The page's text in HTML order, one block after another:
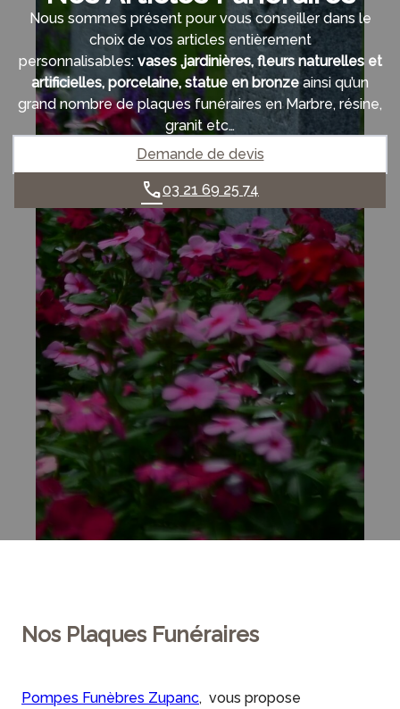
Nous sommes présent pour vous conseiller dans le
choix de vos articles entièrement
personnalisables: vases ,jardinières, fleurs naturelles et
artificielles, porcelaine, statue en bronzeainsi qu’un
grand nombre de plaques funéraires en Marbre, résine,
granit etc…
Demande de devis
03 21 69 25 74
Nos Plaques Funéraires
Pompes Funèbres Zupanc, vous propose